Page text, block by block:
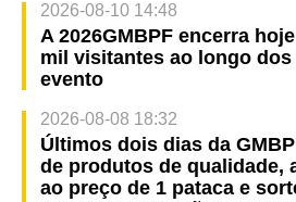
2026-08-10 14:48
A 2026GMBPF encerra
mil visitantes ao longo
evento
2026-08-08 18:32
Últimos dois dias da
de produtos de qualidade,
ao preço de 1 pataca e